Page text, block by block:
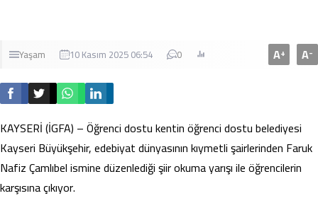
Yaşam 10 Kasım 2025 06:54 0 A+ A-
KAYSERİ (İGFA) – Öğrenci dostu kentin öğrenci dostu belediyesi
Kayseri Büyükşehir, edebiyat dünyasının kıymetli şairlerinden Faruk
Nafiz Çamlıbel ismine düzenlediği şiir okuma yarışı ile öğrencilerin
karşısına çıkıyor.